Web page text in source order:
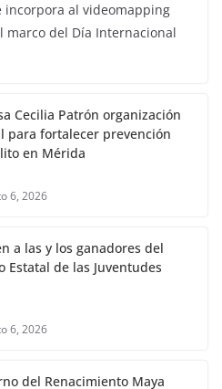
incorpora al videomapping
marco del Día Internacional
Cecilia Patrón organización
para fortalecer prevención
en Mérida
6, 2026
a las y los ganadores del
Estatal de las Juventudes
6, 2026
del Renacimiento Maya